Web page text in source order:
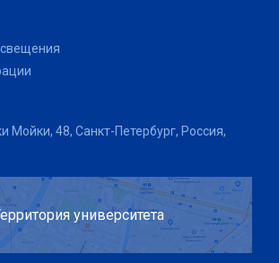
Мойки, 48, Санкт-Петербург, Россия,
университета